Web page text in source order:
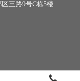
三路9号C栋5楼